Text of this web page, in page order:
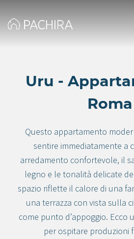
Uru -
Roma
Questo appartamento
sentire immediatamente a
arredamento confortevole, il
legno e le tonalità delicate
spazio riflette il calore di una
una terrazza con vista sulla
come punto d’appoggio. Ecco
per ospitare produzioni